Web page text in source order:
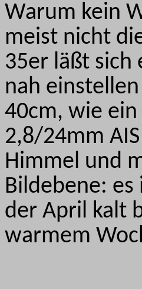
Warum kein
meist nicht
35er läßt sich
nah
40cm, wie
2,8/24mm
Himmel und
Bildebene:
der April kalt
warmem